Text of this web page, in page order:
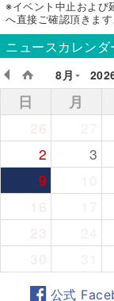
※イベント中止および
へ直接ご確認頂きます
ニュースカレンダ
8月
日 月
26
2
3
9
16
23
30
公式